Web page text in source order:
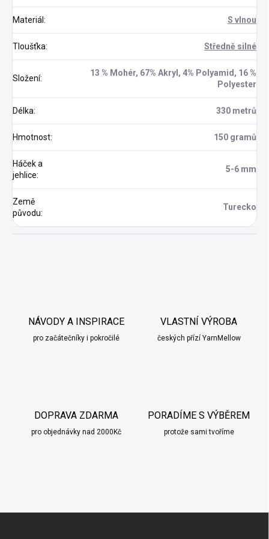
Materiál : S vlnou
Tloušťka: Středně silné
Složení:
13 % Mohér, 67% Akryl, 4% Polyamid, 16 %
Polyester
Délka: 330 metrů
Hmotnost: 150 gramů
Háček a
jehlice:
5-6 mm
Země
původu:
Turecko
NÁVODY A INSPIRACE
pro začátečníky i pokročilé
VLASTNÍ VÝROBA
českých přízí YarnMellow
DOPRAVA ZDARMA
pro objednávky nad 2000Kč
PORADÍME S VÝBĚREM
protože sami tvoříme